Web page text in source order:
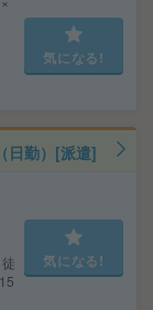
気になる!
日勤）[派遣]
気になる!